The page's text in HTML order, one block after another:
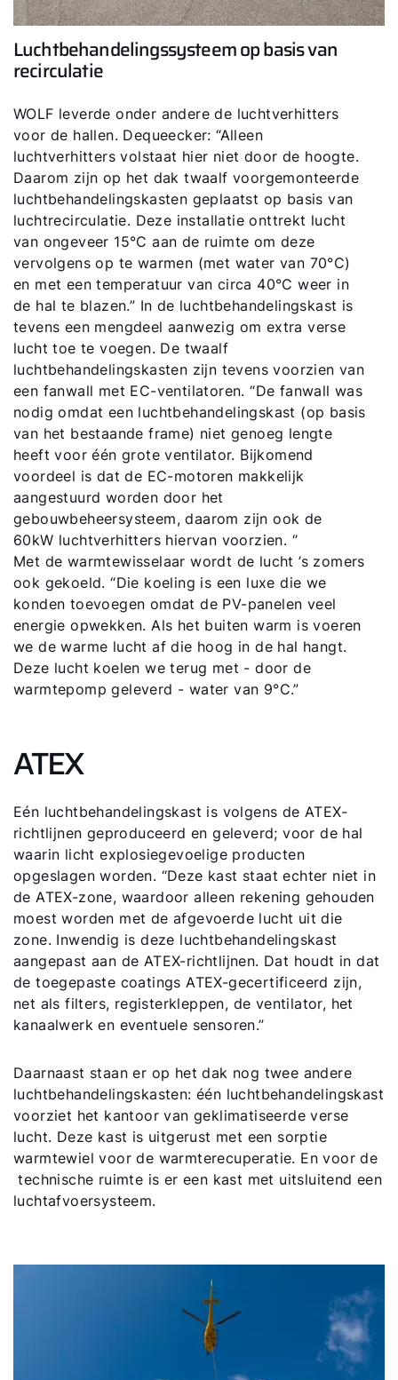
Luchtbehandelingssysteem op basis van
recirculatie
WOLF leverde onder andere de luchtverhitters
voor de hallen. Dequeecker: “Alleen
luchtverhitters volstaat hier niet door de hoogte.
Daarom zijn op het dak twaalf voorgemonteerde
luchtbehandelingskasten geplaatst op basis van
luchtrecirculatie. Deze installatie onttrekt lucht
van ongeveer 15°C aan de ruimte om deze
vervolgens op te warmen (met water van 70°C)
en met een temperatuur van circa 40°C weer in
de hal te blazen.” In de luchtbehandelingskast is
tevens een mengdeel aanwezig om extra verse
lucht toe te voegen. De twaalf
luchtbehandelingskasten zijn tevens voorzien van
een fanwall met EC-ventilatoren. “De fanwall was
nodig omdat een luchtbehandelingskast (op basis
van het bestaande frame) niet genoeg lengte
heeft voor één grote ventilator. Bijkomend
voordeel is dat de EC-motoren makkelijk
aangestuurd worden door het
gebouwbeheersysteem, daarom zijn ook de
60kW luchtverhitters hiervan voorzien. ‘’
Met de warmtewisselaar wordt de lucht ’s zomers
ook gekoeld. “Die koeling is een luxe die we
konden toevoegen omdat de PV-panelen veel
energie opwekken. Als het buiten warm is voeren
we de warme lucht af die hoog in de hal hangt.
Deze lucht koelen we terug met - door de
warmtepomp geleverd - water van 9°C.”
ATEX
Eén luchtbehandelingskast is volgens de ATEX-
richtlijnen geproduceerd en geleverd; voor de hal
waarin licht explosiegevoelige producten
opgeslagen worden. “Deze kast staat echter niet in
de ATEX-zone, waardoor alleen rekening gehouden
moest worden met de afgevoerde lucht uit die
zone. Inwendig is deze luchtbehandelingskast
aangepast aan de ATEX-richtlijnen. Dat houdt in dat
de toegepaste coatings ATEX-gecertificeerd zijn,
net als filters, registerkleppen, de ventilator, het
kanaalwerk en eventuele sensoren.”
Daarnaast staan er op het dak nog twee andere
luchtbehandelingskasten: één luchtbehandelingskast
voorziet het kantoor van geklimatiseerde verse
lucht. Deze kast is uitgerust met een sorptie
warmtewiel voor de warmterecuperatie. En voor de
technische ruimte is er een kast met uitsluitend een
luchtafvoersysteem.